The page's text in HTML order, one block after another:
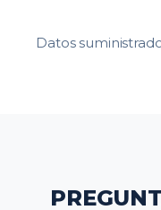
Datos